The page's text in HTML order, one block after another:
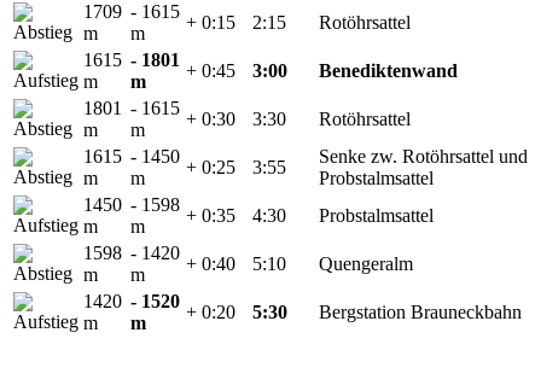
1709
m
- 1615
m
+ 0:15 2:15
Rotöhrsattel
1615
m
- 1801
m
+ 0:45 3:00
Benediktenwand
1801
m
- 1615
m
+ 0:30 3:30
Rotöhrsattel
1615
m
- 1450
m
+ 0:25 3:55
Senke zw. Rotöhrsattel und
Probstalmsattel
1450
m
- 1598
m
+ 0:35 4:30
Probstalmsattel
1598
m
- 1420
m
+ 0:40 5:10
Quengeralm
1420
m
- 1520
m
+ 0:20 5:30 Bergstation Brauneckbahn